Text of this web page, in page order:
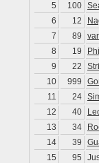
5
100
6
12
7
89
8
19
9
22
10
999
11
24
12
40
13
34
14
39
15
95